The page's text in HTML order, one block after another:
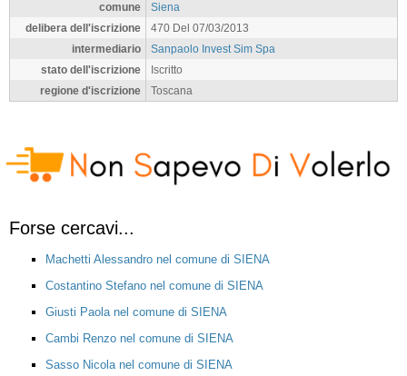
comune
Siena
delibera dell'iscrizione
470 Del 07/03/2013
intermediario
Sanpaolo Invest Sim Spa
stato dell'iscrizione
Iscritto
regione d'iscrizione
Toscana
Forse cercavi...
Machetti Alessandro nel comune di SIENA
Costantino Stefano nel comune di SIENA
Giusti Paola nel comune di SIENA
Cambi Renzo nel comune di SIENA
Sasso Nicola nel comune di SIENA